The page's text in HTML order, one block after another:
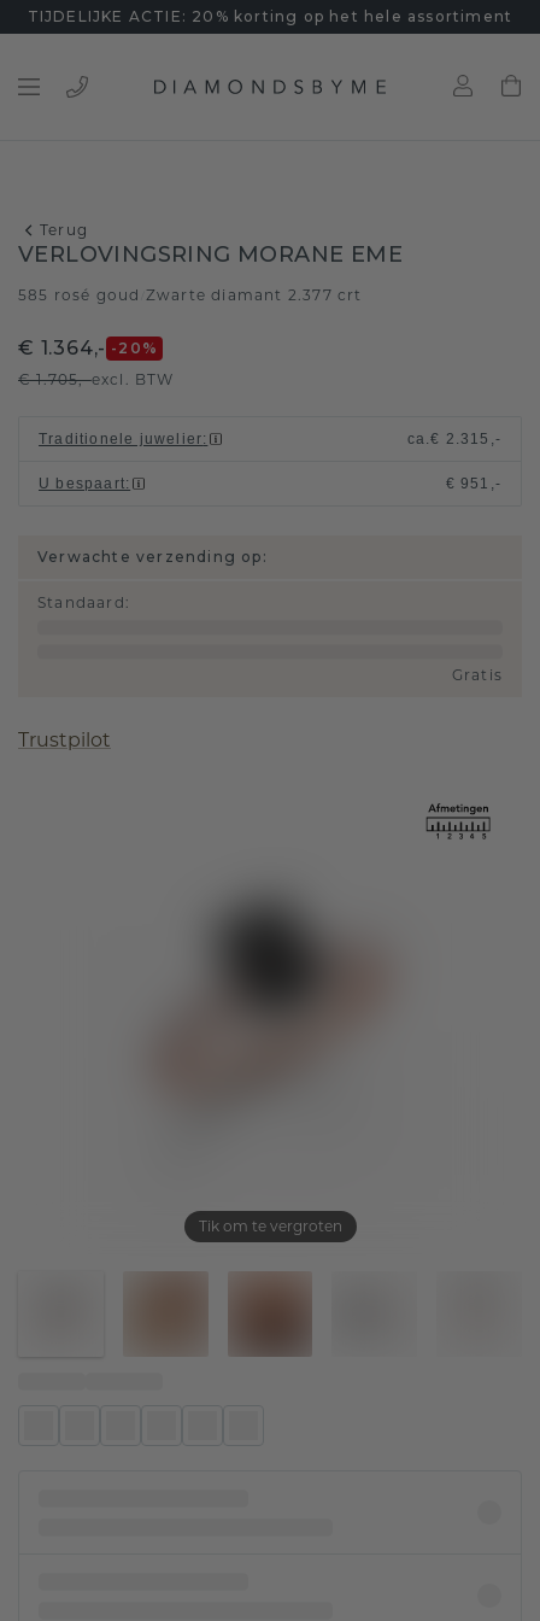
TIJDELIJKE ACTIE: 20% korting op het hele assortiment
Terug
Tik om te vergroten
VERLOVINGSRING MORANE EME
585 rosé goud Zwarte diamant 2.377 crt
€ 1.364,- -20 %
€ 1.705,-excl. BTW
Traditionele juwelier: ca.€ 2.315,-
U bespaart: € 951,-
Verwachte verzending op:
Standaard :
Gratis
Trustpilot